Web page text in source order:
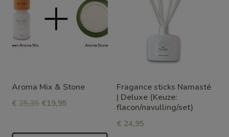
Aroma Mix & Stone
€ 25,35 €19,95
heeft
variaties.
Fragance sticks Namasté
| Deluxe (Keuze:
flacon/navulling/set)
€ 24,95
kan
gekozen
worden